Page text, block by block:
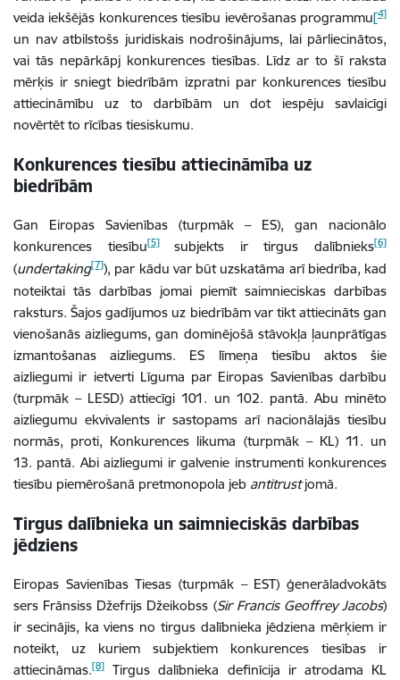
veida iekšējās konkurences tiesību ievērošanas programmu[4]
un nav atbilstošs juridiskais nodrošinājums, lai pārliecinātos,
vai tās nepārkāpj konkurences tiesības. Līdz ar to šī raksta
mērķis ir sniegt biedrībām izpratni par konkurences tiesību
attiecināmību uz to darbībām un dot iespēju savlaicīgi
novērtēt to rīcības tiesiskumu.
Konkurences tiesību attiecināmība uz
biedrībām
Gan Eiropas Savienības (turpmāk – ES), gan nacionālo
konkurences tiesību[5] subjekts ir tirgus dalībnieks[6]
(undertaking[7]), par kādu var būt uzskatāma arī biedrība, kad
noteiktai tās darbības jomai piemīt saimnieciskas darbības
raksturs. Šajos gadījumos uz biedrībām var tikt attiecināts gan
vienošanās aizliegums, gan dominējošā stāvokļa ļaunprātīgas
izmantošanas aizliegums. ES līmeņa tiesību aktos šie
aizliegumi ir ietverti Līguma par Eiropas Savienības darbību
(turpmāk – LESD) attiecīgi 101. un 102. pantā. Abu minēto
aizliegumu ekvivalents ir sastopams arī nacionālajās tiesību
normās, proti, Konkurences likuma (turpmāk – KL) 11. un
13. pantā. Abi aizliegumi ir galvenie instrumenti konkurences
tiesību piemērošanā pretmonopola jeb antitrustjomā.
Tirgus dalībnieka un saimnieciskās darbības
jēdziens
Eiropas Savienības Tiesas (turpmāk – EST) ģenerāladvokāts
sers Frānsiss Džefrijs Džeikobss (Sir Francis Geoffrey Jacobs)
ir secinājis, ka viens no tirgus dalībnieka jēdziena mērķiem ir
noteikt, uz kuriem subjektiem konkurences tiesības ir
attiecināmas.[8]
Tirgus dalībnieka definīcija ir atrodama KL